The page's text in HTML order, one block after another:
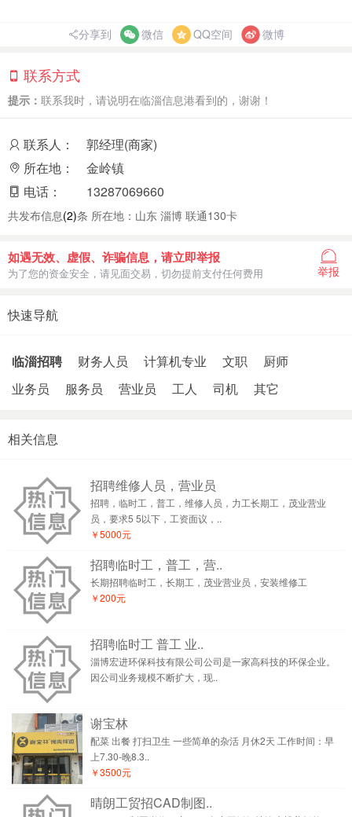
分享到 微信 QQ空间 微博
联系方式
提示： 联系我时，请说明在临淄信息港看到的，谢谢！
联系人：
郭经理(商家)
所在地：
金岭镇
电话：
13287069660
共发布信息(2)条 所在地：山东 淄博 联通130卡
如遇无效、虚假、诈骗信息，请立即举报
为了您的资金安全，请见面交易，切勿提前支付任何费用 举报
快速导航
临淄招聘 财务人员 计算机专业 文职
厨师
业务员
服务员 营业员 工人 司机 其它
相关信息
招聘维修人员，营业员
招聘，临时工，普工，维修人员，力工长期工，茂业营业
员，要求5 5以下，工资面议，..
￥5000元
招聘临时工，普工，营..
长期招聘临时工，长期工，茂业营业员，安装维修工
￥200元
招聘临时工 普工 业..
淄博宏进环保科技有限公司公司是一家高科技的环保企业。
因公司业务规模不断扩大，现..
谢宝林
配菜 出餐 打扫卫生 一些简单的杂活 月休2天 工作时间：早
上7.30-晚8.3..
￥3500元
晴朗工贸招CAD制图..